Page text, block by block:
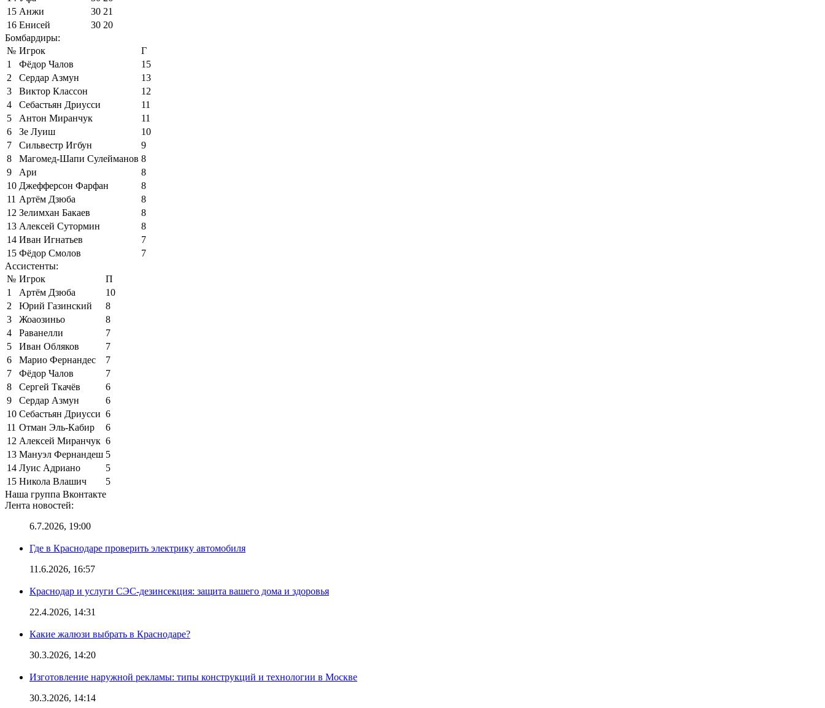
15 Анжи 30 21
16 Енисей 30 20
Бомбардиры:
№ Игрок
Г
1
Фёдор Чалов
15
2
Сердар Азмун
13
3
Виктор Классон
12
4
Себастьян Дриусси
11
5
Антон Миранчук
11
6
Зе Луиш
10
7
Сильвестр Игбун
9
8
Магомед-Шапи Сулейманов 8
9
Ари
8
10 Джефферсон Фарфан
8
11 Артём Дзюба
8
12 Зелимхан Бакаев
8
13 Алексей Сутормин
8
14 Иван Игнатьев
7
15 Фёдор Смолов
7
Ассистенты:
№ Игрок
П
1
Артём Дзюба
10
2
Юрий Газинский
8
3
Жоаозиньо
8
4
Раванелли
7
5
Иван Обляков
7
6
Марио Фернандес
7
7
Фёдор Чалов
7
8
Сергей Ткачёв
6
9
Сердар Азмун
6
10 Себастьян Дриусси 6
11 Отман Эль-Кабир
6
12 Алексей Миранчук 6
13 Мануэл Фернандеш 5
14 Луис Адриано
5
15 Никола Влашич
5
Наша группа Вконтакте
Лента новостей:
6.7.2026, 19:00
Где в Краснодаре проверить электрику автомобиля
11.6.2026, 16:57
Краснодар и услуги СЭС-дезинсекция: защита вашего дома и здоровья
22.4.2026, 14:31
Какие жалюзи выбрать в Краснодаре?
30.3.2026, 14:20
Изготовление наружной рекламы: типы конструкций и технологии в Москве
30.3.2026, 14:14